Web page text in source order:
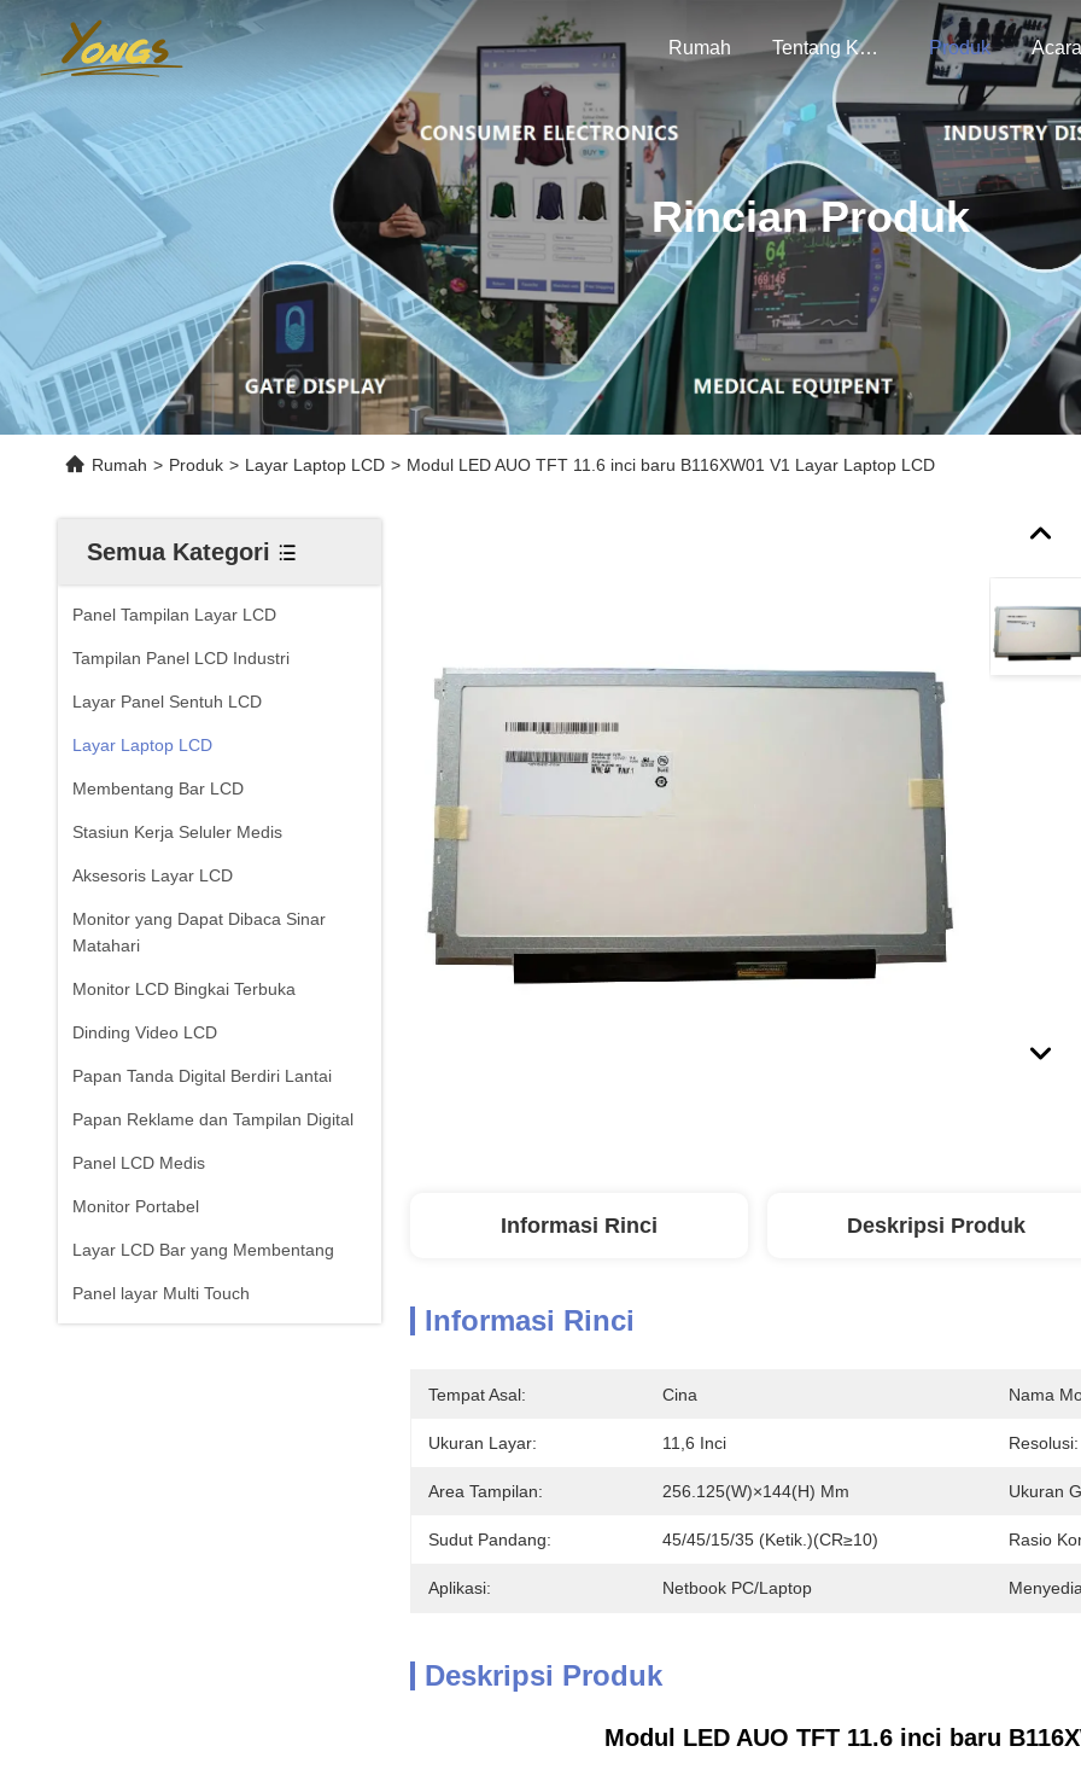
Rumah Tentang Kami Produk Acara
Rincian Produk
Rumah > Produk > Layar Laptop LCD > Modul LED AUO TFT 11.6 inci baru B116XW01 V1 Layar Laptop LCD
Semua Kategori
Panel Tampilan Layar LCD
Tampilan Panel LCD Industri
Layar Panel Sentuh LCD
Layar Laptop LCD
Membentang Bar LCD
Stasiun Kerja Seluler Medis
Aksesoris Layar LCD
Monitor yang Dapat Dibaca Sinar
Matahari
Monitor LCD Bingkai Terbuka
Dinding Video LCD
Papan Tanda Digital Berdiri Lantai
Papan Reklame dan Tampilan Digital
Panel LCD Medis
Monitor Portabel
Layar LCD Bar yang Membentang
Panel layar Multi Touch
Informasi Rinci Deskripsi Produk
Informasi Rinci
Tempat Asal: Cina Nama
Ukuran Layar: 11,6 Inci Resolusi:
Area Tampilan: 256.125(W)×144(H) Mm Ukuran
Sudut Pandang: 45/45/15/35 (Ketik.)(CR≥10) Rasio
Aplikasi: Netbook PC/Laptop
Deskripsi Produk
Modul LED AUO TFT 11.6 inci baru